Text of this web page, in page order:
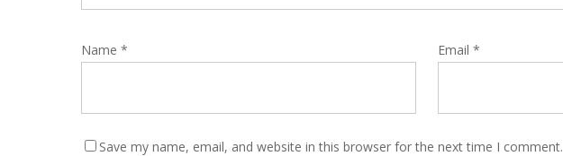
Name * Email *
Save my name, email, and website in this browser for the next time I comment.